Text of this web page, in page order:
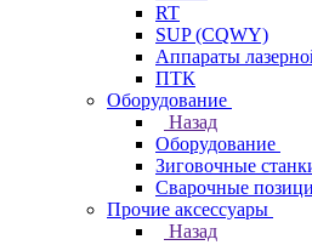
RT
SUP (CQWY)
Аппараты
ПТК
Оборудование
Назад
Оборудование
Зиговочные
Сварочные
Прочие аксессуары
Назад